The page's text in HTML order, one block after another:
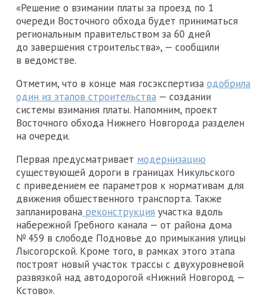
«Решение о взимании платы за проезд по 1
очереди Восточного обхода будет приниматься
региональным правительством за 60 дней
до завершения строительства», — сообщили
в ведомстве.
Отметим, что в конце мая госэкспертиза одобрила
один из этапов строительства — создании
системы взимания платы. Напомним, проект
Восточного обхода Нижнего Новгорода разделен
на очереди.
Первая предусматривает модернизацию
существующей дороги в границах Никульского
с приведением ее параметров к нормативам для
движения общественного транспорта. Также
запланирована реконструкция участка вдоль
набережной Гребного канала — от района дома
№ 459 в слободе Подновье до примыкания улицы
Лысогорской. Кроме того, в рамках этого этапа
построят новый участок трассы с двухуровневой
развязкой над автодорогой «Нижний Новгород —
Кстово».